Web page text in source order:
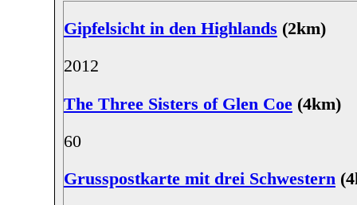
Gipfelsicht in den Highlands (2km)
2012
The Three Sisters of Glen Coe (4km)
60
Grusspostkarte mit drei Schwestern